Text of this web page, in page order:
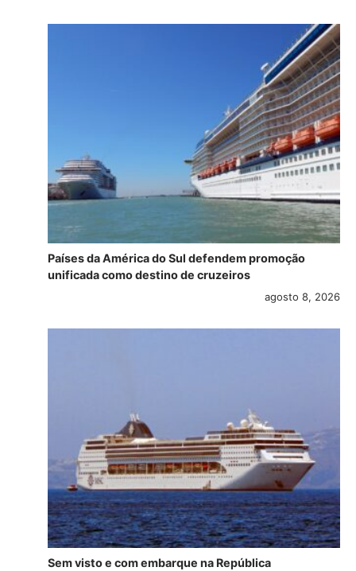
Países da América do Sul defendem promoção
unificada como destino de cruzeiros
agosto 8, 2026
Sem visto e com embarque na República